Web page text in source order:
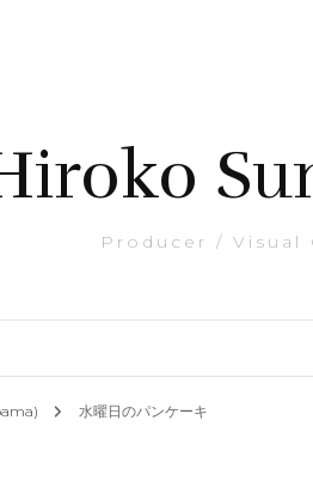
Producer / Visual
水曜日のパンケーキ